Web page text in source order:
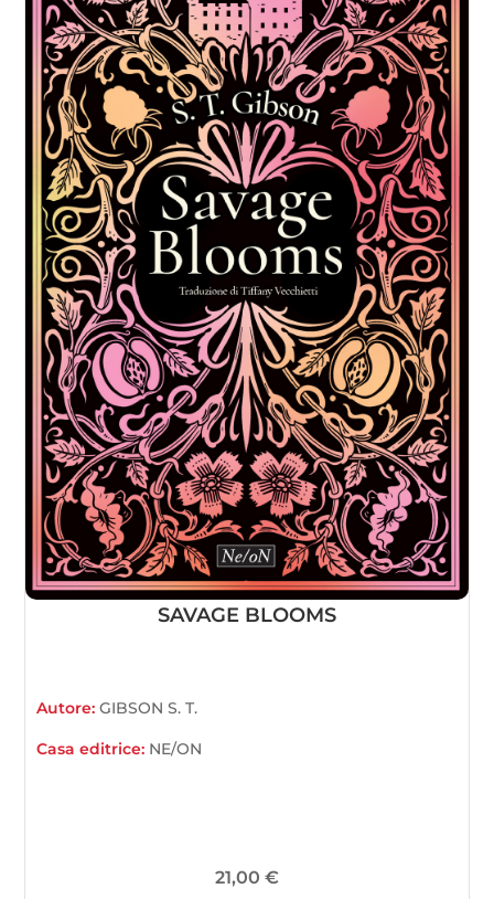
SAVAGE BLOOMS
Autore:GIBSON S. T.
Casa editrice: NE/ON
21,00 €